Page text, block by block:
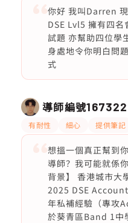
你好 我叫Darren
DSE Lvl5 擁有四名
試題 亦幫助四位學
身處地令你明白問
式
導師編號167322
有耐性 細心 提供筆記
想搵一個真正幫到
導師？我可能就係
背景】 香港城市大
2025 DSE
年私補經驗（專攻
於葵青區Band 1中